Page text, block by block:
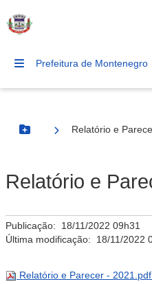
Prefeitura de Montenegro
Botão Menu
Relatório e
Relatório e
Publicação: 18/11/2022 09h31
Última modificação: 18/11/2022
Relatório e Parecer - 2021.pdf